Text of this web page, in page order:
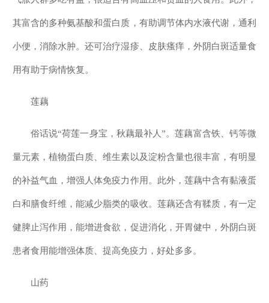
其富含的多种氨基酸和蛋白质，有助调节体内水液代谢，通利
小便，消除水肿。还可治疗湿疹、皮肤瘙痒，外阴白斑适量食
用有助于病情恢复。
莲藕
俗话说“荷莲一身宝，秋藕最补人”。莲藕富含铁、钙等微
量元素，植物蛋白质、维生素以及淀粉含量也很丰富，有明显
的补益气血，增强人体免疫力作用。此外，莲藕中含有黏液蛋
白和膳食纤维，能减少脂类的吸收。莲藕还含有鞣质，有一定
健脾止泻作用，能增进食欲，促进消化，开胃健中，外阴白斑
患者食用能增强体质、提高免疫力，好处多多。
山药